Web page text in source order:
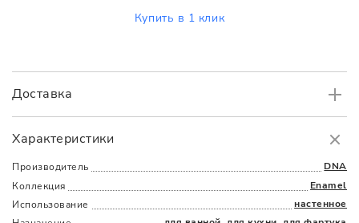
Характеристики
Производитель
DNA
Коллекция
Enamel
Использование
настенное
Доставка
Доставка
Купить в 1 клик